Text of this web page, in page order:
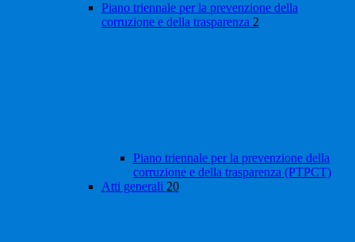
Piano triennale per la prevenzione della
corruzione e della trasparenza 2
Piano triennale per la prevenzione della
corruzione e della trasparenza (PTPCT)
Atti generali 20